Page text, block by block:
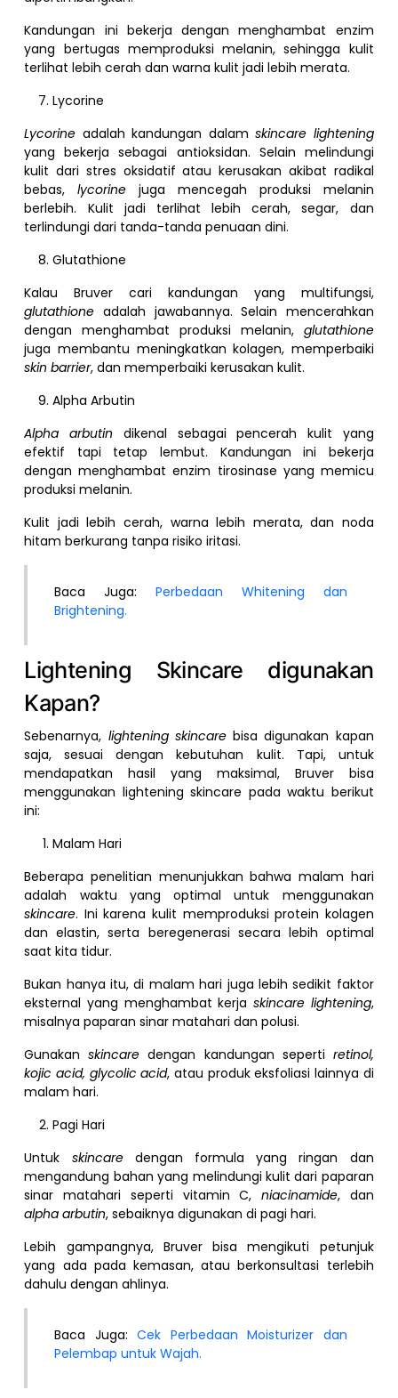
Kandungan ini bekerja dengan menghambat enzim
yang bertugas memproduksi melanin, sehingga kulit
terlihat lebih cerah dan warna kulit jadi lebih merata.
Lycorine
Lycorine adalah kandungan dalamskincare lightening
yang bekerja sebagai antioksidan. Selain melindungi
kulit dari stres oksidatif atau kerusakan akibat radikal
bebas,lycorinejuga mencegah produksi melanin
berlebih. Kulit jadi terlihat lebih cerah, segar, dan
terlindungi dari tanda-tanda penuaan dini.
Glutathione
Kalau Bruver cari kandungan yang multifungsi,
glutathione adalah jawabannya. Selain mencerahkan
dengan menghambat produksi melanin, glutathione
juga membantu meningkatkan kolagen, memperbaiki
skin barrier, dan memperbaiki kerusakan kulit.
Alpha Arbutin
Alpha arbutin dikenal sebagai pencerah kulit yang
efektif tapi tetap lembut. Kandungan ini bekerja
dengan menghambat enzim tirosinase yang memicu
produksi melanin.
Kulit jadi lebih cerah, warna lebih merata, dan noda
hitam berkurang tanpa risiko iritasi.
Baca Juga: Perbedaan Whitening dan
Brightening.
Lightening Skincare digunakan
Kapan?
Sebenarnya, lightening skincarebisa digunakan kapan
saja, sesuai dengan kebutuhan kulit. Tapi, untuk
mendapatkan hasil yang maksimal, Bruver bisa
menggunakan lightening skincare pada waktu berikut
ini:
Malam Hari
Beberapa penelitian menunjukkan bahwa malam hari
adalah waktu yang optimal untuk menggunakan
skincare. Ini karena kulit memproduksi protein kolagen
dan elastin, serta beregenerasi secara lebih optimal
saat kita tidur.
Bukan hanya itu, di malam hari juga lebih sedikit faktor
eksternal yang menghambat kerja skincare lightening,
misalnya paparan sinar matahari dan polusi.
Gunakanskincaredengan kandungan seperti retinol,
kojic acid, glycolic acid, atau produk eksfoliasi lainnya di
malam hari.
Pagi Hari
Untuk skincare dengan formula yang ringan dan
mengandung bahan yang melindungi kulit dari paparan
sinar matahari seperti vitamin C, niacinamide, dan
alpha arbutin, sebaiknya digunakan di pagi hari.
Lebih gampangnya, Bruver bisa mengikuti petunjuk
yang ada pada kemasan, atau berkonsultasi terlebih
dahulu dengan ahlinya.
Baca Juga:Cek Perbedaan Moisturizer dan
Pelembap untuk Wajah.